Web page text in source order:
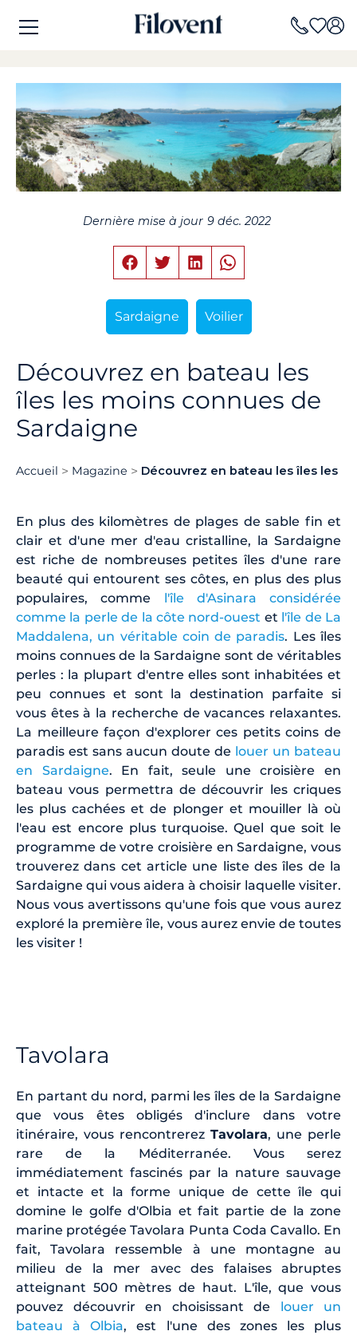
Dernière mise à jour 9 déc. 2022
Sardaigne Voilier
Découvrez en bateau les
îles les moins connues de
Sardaigne
Accueil Magazine Découvrez en bateau les îles les
En plus des kilomètres de plages de sable fin et
clair et d'une mer d'eau cristalline, la Sardaigne
est riche de nombreuses petites îles d'une rare
beauté qui entourent ses côtes, en plus des plus
populaires, comme l'île d'Asinara considérée
comme la perle de la côte nord-ouest et l'île de La
Maddalena, un véritable coin de paradis. Les îles
moins connues de la Sardaigne sont de véritables
perles : la plupart d'entre elles sont inhabitées et
peu connues et sont la destination parfaite si
vous êtes à la recherche de vacances relaxantes.
La meilleure façon d'explorer ces petits coins de
paradis est sans aucun doute de louer un bateau
en Sardaigne. En fait, seule une croisière en
bateau vous permettra de découvrir les criques
les plus cachées et de plonger et mouiller là où
l'eau est encore plus turquoise. Quel que soit le
programme de votre croisière en Sardaigne, vous
trouverez dans cet article une liste des îles de la
Sardaigne qui vous aidera à choisir laquelle visiter.
Nous vous avertissons qu'une fois que vous aurez
exploré la première île, vous aurez envie de toutes
les visiter !
Tavolara
En partant du nord, parmi les îles de la Sardaigne
que vous êtes obligés d'inclure dans votre
itinéraire, vous rencontrerez Tavolara, une perle
rare de la Méditerranée. Vous serez
immédiatement fascinés par la nature sauvage
et intacte et la forme unique de cette île qui
domine le golfe d'Olbia et fait partie de la zone
marine protégée Tavolara Punta Coda Cavallo. En
fait, Tavolara ressemble à une montagne au
milieu de la mer avec des falaises abruptes
atteignant 500 mètres de haut. L'île, que vous
pouvez découvrir en choisissant de louer un
bateau à Olbia, est l'une des zones les plus